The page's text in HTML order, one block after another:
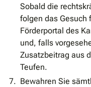
Sobald die
folgen das Gesuch
Förderportal des
und, falls
Zusatzbeitrag aus
Teufen.
Bewahren Sie